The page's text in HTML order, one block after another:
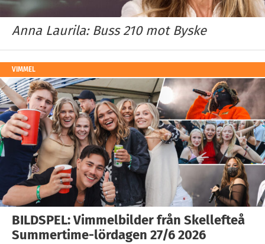
Anna Laurila: Buss 210 mot Byske
VIMMEL
BILDSPEL: Vimmelbilder från Skellefteå
Summertime-lördagen 27/6 2026